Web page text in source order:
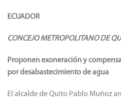
ECUADOR
CONCEJO METROPOLITANO DE
Proponen exoneración y
por desabastecimiento de agua
El alcalde de Quito Pablo Muñoz